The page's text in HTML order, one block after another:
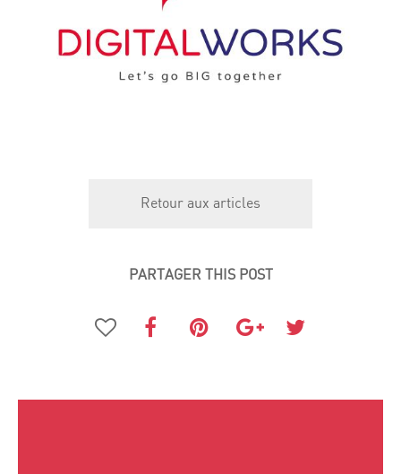
Retour aux articles
PARTAGER THIS POST